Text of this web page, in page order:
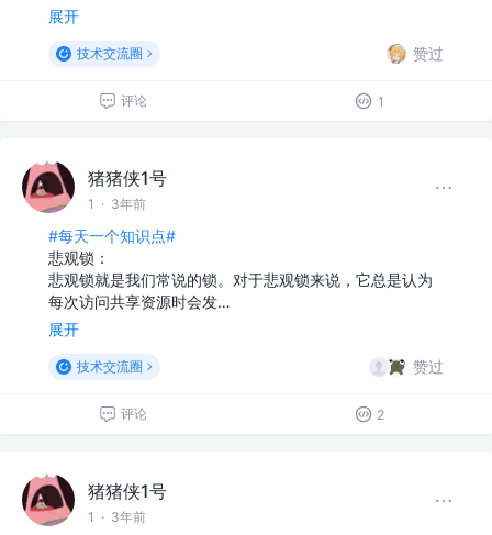
展开
技术交流圈 赞过
评论 1
猪猪侠1号
1 · 3年前
#每天一个知识点#
悲观锁：
悲观锁就是我们常说的锁。对于悲观锁来说，它总是认为
每次访问共享资源时会发…
展开
技术交流圈 赞过
评论 2
猪猪侠1号
1 · 3年前